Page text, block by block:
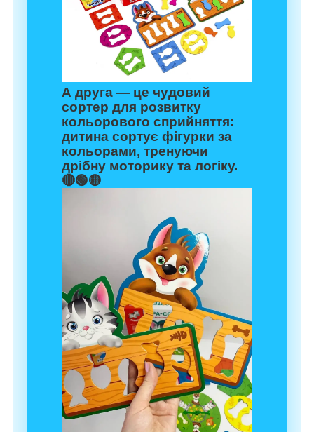
А друга — це чудовий
сортер для розвитку
кольорового сприйняття:
дитина сортує фігурки за
кольорами, тренуючи
дрібну моторику та логіку.
🔴🟢🟡